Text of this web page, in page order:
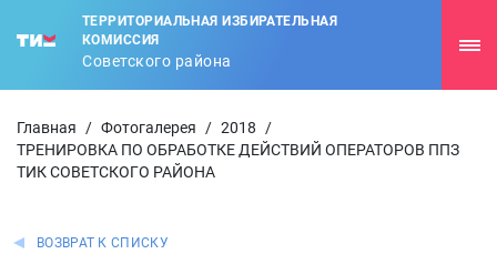
ТЕРРИТОРИАЛЬНАЯ ИЗБИРАТЕЛЬНАЯ
КОМИССИЯ
Советского района
Главная / Фотогалерея / 2018
/
ТРЕНИРОВКА ПО ОБРАБОТКЕ ДЕЙСТВИЙ ОПЕРАТОРОВ ППЗ
ТИК СОВЕТСКОГО РАЙОНА
ВОЗВРАТ К СПИСКУ